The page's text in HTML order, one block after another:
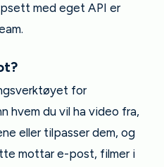
med eget API er
for
hvem du vil ha video fra,
eller tilpasser dem, og
mottar e-post, filmer i